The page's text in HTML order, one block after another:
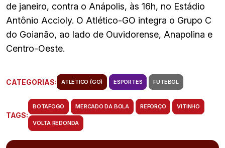
de janeiro, contra o Anápolis, às 16h, no Estádio
Antônio Accioly. O Atlético-GO integra o Grupo C
do Goianão, ao lado de Ouvidorense, Anapolina e
Centro-Oeste.
CATEGORIAS: ATLÉTICO (GO) ESPORTES FUTEBOL
TAGS:
BOTAFOGO MERCADO DA BOLA REFORÇO VITINHO
VOLTA REDONDA